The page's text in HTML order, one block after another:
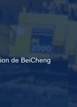
de BeiCheng